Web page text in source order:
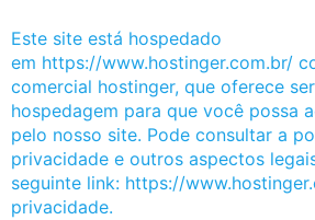
Este site está hospedado
em https://www.hostinger.com.br/
comercial hostinger, que oferece
hospedagem para que você possa
pelo nosso site. Pode consultar a
privacidade e outros aspectos
seguinte link: https://
privacidade.